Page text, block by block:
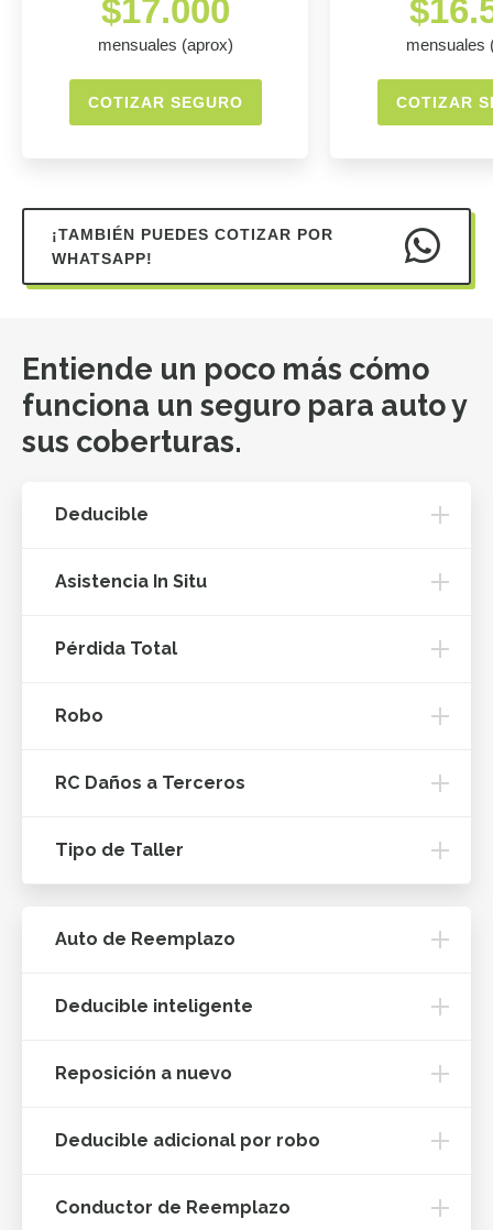
$17.000
mensuales (aprox)
COTIZAR SEGURO
mensuales
COTIZAR
¡TAMBIÉN PUEDES COTIZAR POR
WHATSAPP!
Entiende un poco más cómo
funciona un seguro para auto y
sus coberturas.
Deducible
Asistencia In Situ
Pérdida Total
Robo
RC Daños a Terceros
Tipo de Taller
Auto de Reemplazo
Deducible inteligente
Reposición a nuevo
Deducible adicional por robo
Conductor de Reemplazo